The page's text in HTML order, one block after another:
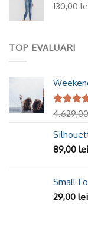
130,00
TOP EVALUARI
Evaluat
89,00 lei
Small
29,00 lei